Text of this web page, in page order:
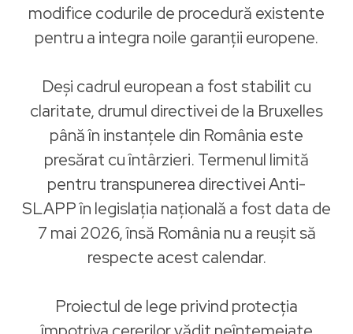
modifice codurile de procedură existente
pentru a integra noile garanții europene.
Deși cadrul european a fost stabilit cu
claritate, drumul directivei de la Bruxelles
până în instanțele din România este
presărat cu întârzieri. Termenul limită
pentru transpunerea directivei Anti-
SLAPP în legislația națională a fost data de
7 mai 2026, însă România nu a reușit să
respecte acest calendar.
Proiectul de lege privind protecția